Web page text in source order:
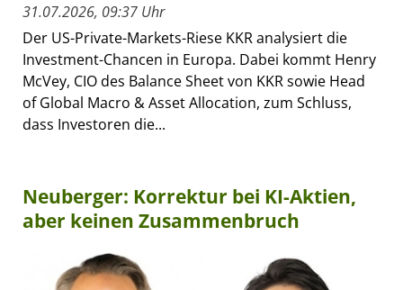
31.07.2026, 09:37 Uhr
Der US-Private-Markets-Riese KKR analysiert die
Investment-Chancen in Europa. Dabei kommt Henry
McVey, CIO des Balance Sheet von KKR sowie Head
of Global Macro & Asset Allocation, zum Schluss,
dass Investoren die...
Neuberger: Korrektur bei KI-Aktien,
aber keinen Zusammenbruch